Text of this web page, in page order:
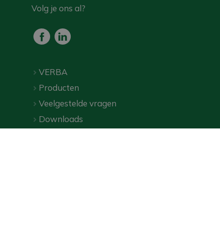
Volg je ons al?
VERBA
Producten
Veelgestelde vragen
Downloads